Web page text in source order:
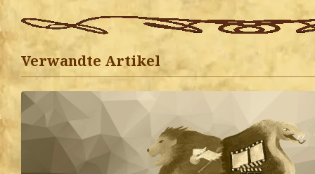
Verwandte Artikel